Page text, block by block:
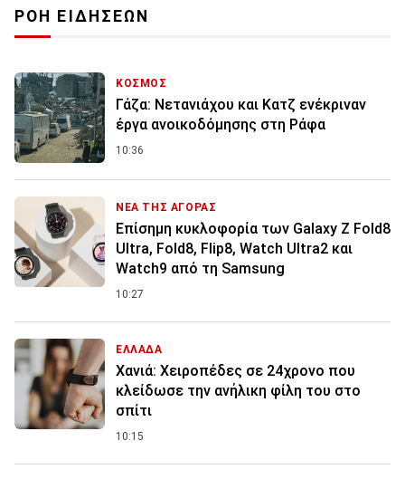
ΡΟΗ ΕΙΔΗΣΕΩΝ
ΚΟΣΜΟΣ
Γάζα: Νετανιάχου και Κατζ ενέκριναν
έργα ανοικοδόμησης στη Ράφα
10:36
ΝΕΑ ΤΗΣ ΑΓΟΡΑΣ
Επίσημη κυκλοφορία των Galaxy Z Fold8
Ultra, Fold8, Flip8, Watch Ultra2 και
Watch9 από τη Samsung
10:27
ΕΛΛΑΔΑ
Χανιά: Χειροπέδες σε 24χρονο που
κλείδωσε την ανήλικη φίλη του στο
σπίτι
10:15